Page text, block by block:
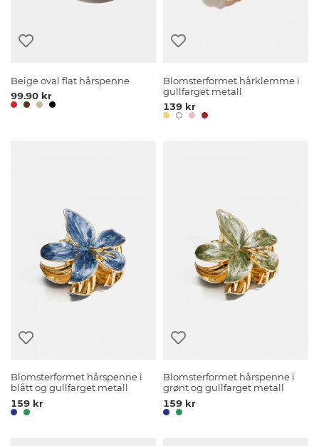
Beige oval flat hårspenne
99.90 kr
Blomsterformet hårklemme i
gullfarget metall
139 kr
Blomsterformet hårspenne i
blått og gullfarget metall
159 kr
Blomsterformet hårspenne i
grønt og gullfarget metall
159 kr